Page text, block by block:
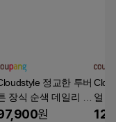
정교한 투버
장식 순색 데일리 남
정장 세트 상의+조
원
얼
세트